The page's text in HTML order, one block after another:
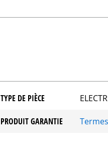
TYPE DE PIÈCE
PRODUIT GARANTIE Termes